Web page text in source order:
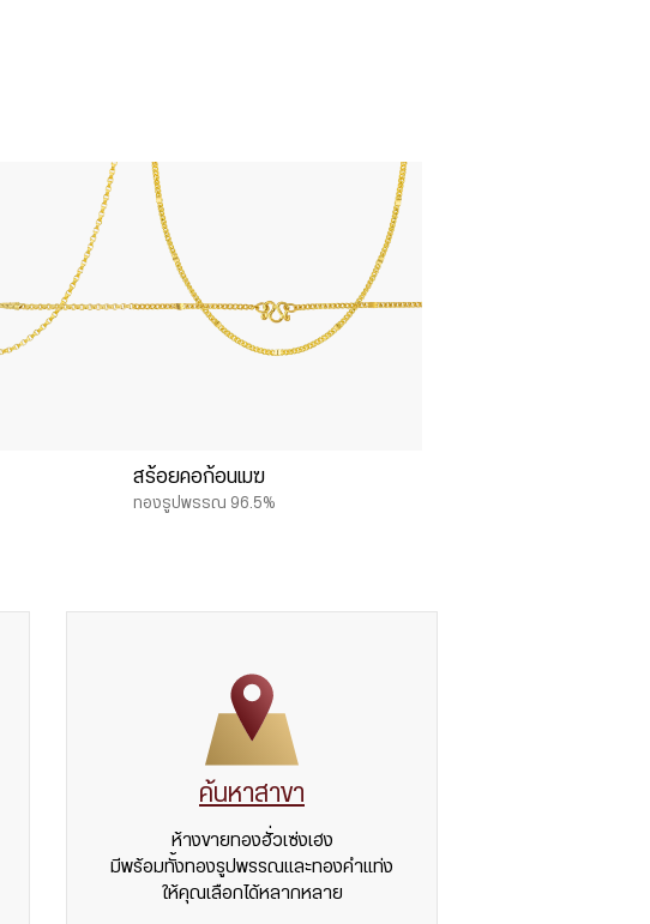
สร้อยคอก้อนเมฆ
ทองรูปพรรณ 96.5%
ค้นหาสาขา
ห้างขายทองฮั่วเซ่งเฮง
มีพร้อมทั้งทองรูปพรรณและทองคำแท่ง
ให้คุณเลือกได้หลากหลาย